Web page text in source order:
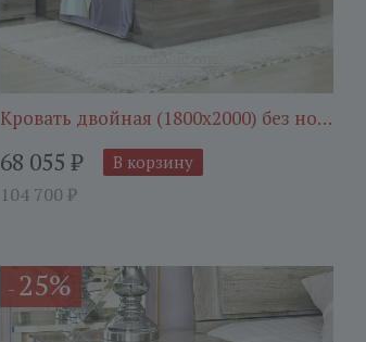
Кровать двойная (1800х2000) без
68 055 ₽
104 700 ₽
В корзину
- 25%